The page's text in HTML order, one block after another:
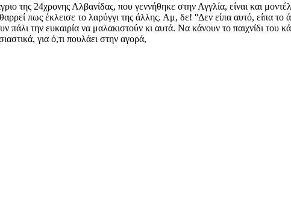
της 24χρονης Αλβανίδας, που γεννήθηκε στην Αγγλία, είναι και
πως έκλεισε το λαρύγγι της άλλης. Αμ, δε! ''Δεν είπα αυτό, είπα
την ευκαιρία να μαλακιστούν κι αυτά. Να κάνουν το παιχνίδι του
για ό,τι πουλάει στην αγορά,